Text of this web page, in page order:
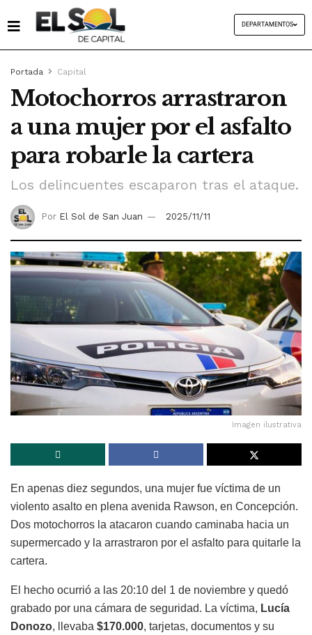
DEPARTAMENTOS
Portada Capital
Motochorros arrastraron
a una mujer por el asfalto
para robarle la cartera
Los delincuentes escaparon tras el ataque.
Por El Sol de San Juan 2025/11/11
Imagen ilustrativa
En apenas diez segundos, una mujer fue víctima de un
violento asalto en plena avenida Rawson, en Concepción.
Dos motochorros la atacaron cuando caminaba hacia un
supermercado y la arrastraron por el asfalto para quitarle la
cartera.
El hecho ocurrió a las 20:10 del 1 de noviembre y quedó
grabado por una cámara de seguridad. La víctima, Lucía
Donozo, llevaba $170.000, tarjetas, documentos y su